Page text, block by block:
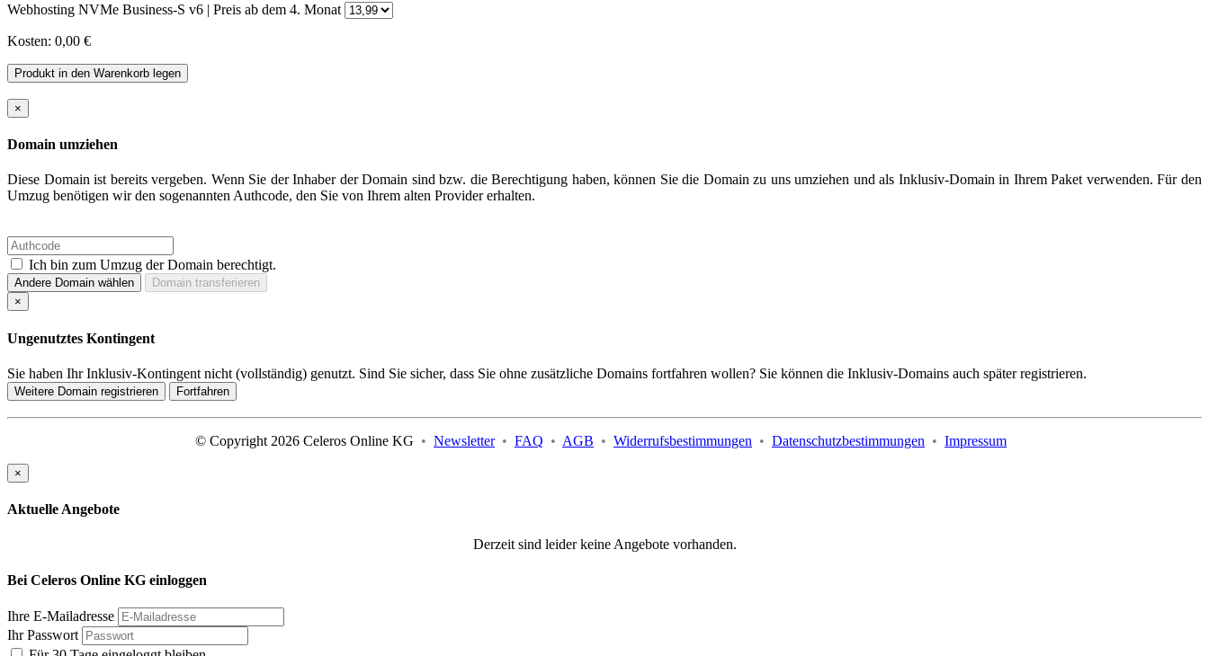
Webhosting NVMe Business-S v6 | Preis ab dem 4. Monat
Kosten: 0,00 €
×
Domain umziehen
Diese Domain ist bereits vergeben. Wenn Sie der Inhaber der Domain sind bzw. die Berechtigung haben, können Sie die Domain zu uns umziehen und als Inklusiv-Domain in Ihrem Paket verwenden. Für den
Umzug benötigen wir den sogenannten Authcode, den Sie von Ihrem alten Provider erhalten.
Ich bin zum Umzug der Domain berechtigt.
Andere Domain wählen
Domain transferieren
×
Ungenutztes Kontingent
Sie haben Ihr Inklusiv-Kontingent nicht (vollständig) genutzt. Sind Sie sicher, dass Sie ohne zusätzliche Domains fortfahren wollen? Sie können die Inklusiv-Domains auch später registrieren.
Weitere Domain registrieren Fortfahren
© Copyright 2026 Celeros Online KG • Newsletter • FAQ • AGB • Widerrufsbestimmungen • Datenschutzbestimmungen • Impressum
×
Aktuelle Angebote
Derzeit sind leider keine Angebote vorhanden.
Bei Celeros Online KG einloggen
Ihre E-Mailadresse
Ihr Passwort